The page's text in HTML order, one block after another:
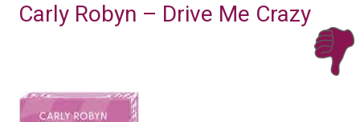
Carly Robyn – Drive Me Crazy